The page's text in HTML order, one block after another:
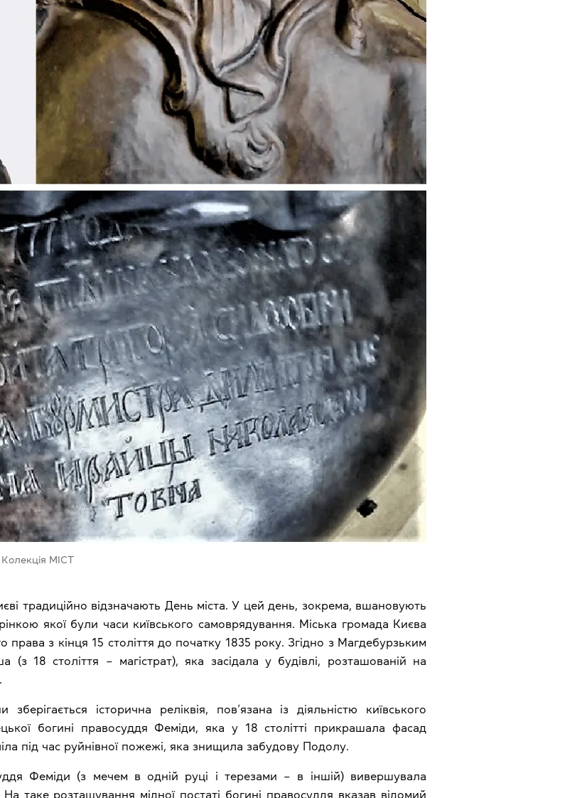
МІСТ
традиційно відзначають День міста. У цей день, зокрема, вшановують
якої були часи київського самоврядування. Міська громада Києва
з кінця 15 століття до початку 1835 року. Згідно з Магдебурзьким
18 століття – магістрат), яка засідала у будівлі, розташованій на
історична реліквія, пов’язана із діяльністю київського
богині правосуддя Феміди, яка у 18 столітті прикрашала фасад
під час руйнівної пожежі, яка знищила забудову Подолу.
Феміди (з мечем в одній руці і терезами – в іншій) вивершувала
На таке розташування мідної постаті богині правосуддя вказав відомий